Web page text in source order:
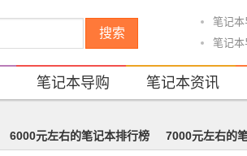
搜索
笔记本
笔记本
游戏本
笔记本
笔记
游戏本
笔记本导购 笔记本资讯
6000元左右的笔记本排行榜 7000元左右的